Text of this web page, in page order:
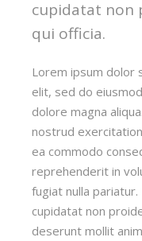
cupidatat non
qui officia.
Lorem ipsum dolor
elit, sed do
dolore magna
nostrud
ea commodo
reprehenderit in
fugiat nulla
cupidatat non
deserunt mollit